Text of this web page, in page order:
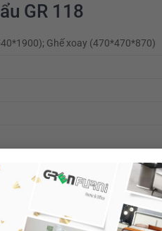
GR 118
Ghế xoay (470*470*870)
kháng ẩm, chống mối mọt,
cho bé.